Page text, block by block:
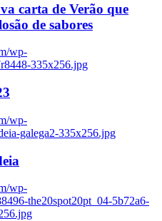
carta de Verão que
de sabores
wp-
335x256.jpg
wp-
galega2-335x256.jpg
wp-
the20spot20pt_04-5b72a6-